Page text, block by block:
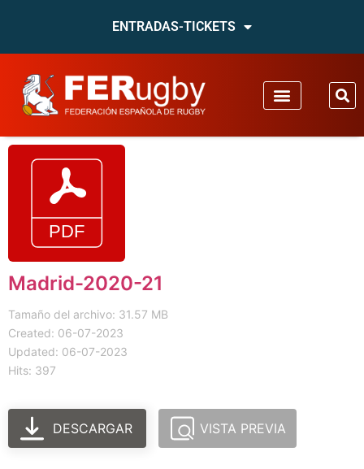
ENTRADAS-TICKETS
Madrid-2020-21
Tamaño del archivo: 31.57 MB
Created: 06-07-2023
Updated: 06-07-2023
Hits: 397
DESCARGAR VISTA PREVIA